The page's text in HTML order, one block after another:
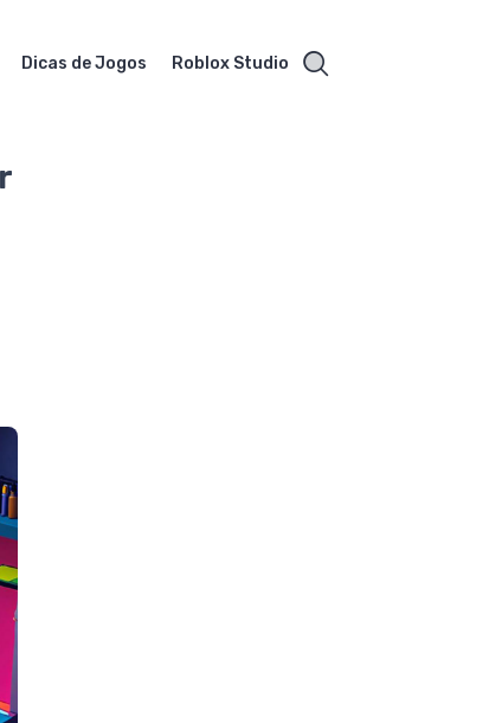
Dicas de Jogos Roblox Studio